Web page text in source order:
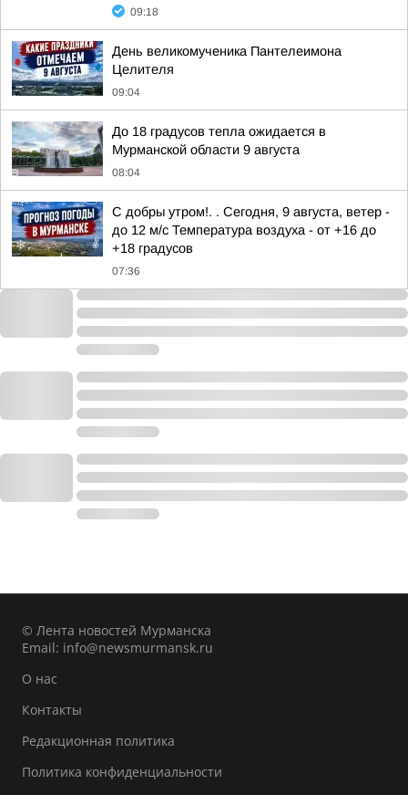
09:18
День великомученика Пантелеимона
Целителя
09:04
До 18 градусов тепла ожидается в
Мурманской области 9 августа
08:04
С добры утром!. . Сегодня, 9 августа, ветер -
до 12 м/с Температура воздуха - от +16 до
+18 градусов
07:36
© Лента новостей Мурманска
Email: info@newsmurmansk.ru
О нас
Контакты
Редакционная политика
Политика конфиденциальности